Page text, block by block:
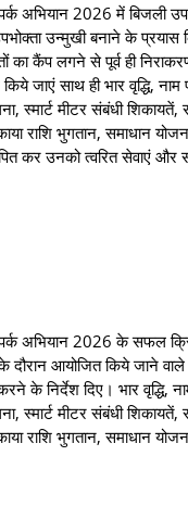
अभियान 2026 में बिजली
उन्‍मुखी बनाने के
का कैंप लगने से पूर्व ही
जाएं साथ ही भार वृद्धि,
स्‍मार्ट मीटर संबंधी
राशि भुगतान, समाधान
कर उनको त्‍वरित सेवाएं
अभियान 2026 के सफल
दौरान आयोजित किये जाने
के निर्देश दिए। भार वृद्धि,
स्‍मार्ट मीटर संबंधी
राशि भुगतान, समाधान